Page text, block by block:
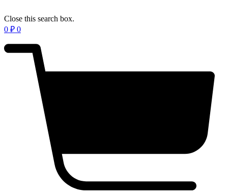
Close this search box.
0 ₽ 0